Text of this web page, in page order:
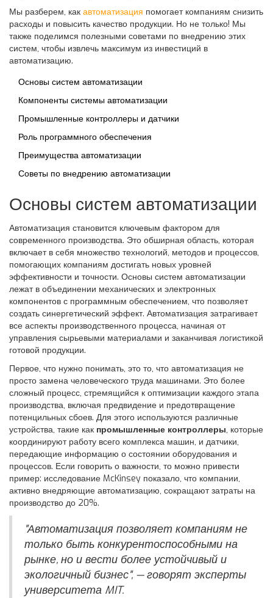
Мы разберем, как автоматизация помогает компаниям снизить
расходы и повысить качество продукции. Но не только! Мы
также поделимся полезными советами по внедрению этих
систем, чтобы извлечь максимум из инвестиций в
автоматизацию.
Основы систем автоматизации
Компоненты системы автоматизации
Промышленные контроллеры и датчики
Роль программного обеспечения
Преимущества автоматизации
Советы по внедрению автоматизации
Основы систем автоматизации
Автоматизация становится ключевым фактором для
современного производства. Это обширная область, которая
включает в себя множество технологий, методов и процессов,
помогающих компаниям достигать новых уровней
эффективности и точности. Основы систем автоматизации
лежат в объединении механических и электронных
компонентов с программным обеспечением, что позволяет
создать синергетический эффект. Автоматизация затрагивает
все аспекты производственного процесса, начиная от
управления сырьевыми материалами и заканчивая логистикой
готовой продукции.
Первое, что нужно понимать, это то, что автоматизация не
просто замена человеческого труда машинами. Это более
сложный процесс, стремящийся к оптимизации каждого этапа
производства, включая предвидение и предотвращение
потенцильных сбоев. Для этого используются различные
устройства, такие как промышленные контроллеры, которые
координируют работу всего комплекса машин, и датчики,
передающие информацию о состоянии оборудования и
процессов. Если говорить о важности, то можно привести
пример: исследование McKinsey показало, что компании,
активно внедряющие автоматизацию, сокращают затраты на
производство до 20%.
"Автоматизация позволяет компаниям не
только быть конкурентоспособными на
рынке, но и вести более устойчивый и
экологичный бизнес", — говорят эксперты
университета MIT.